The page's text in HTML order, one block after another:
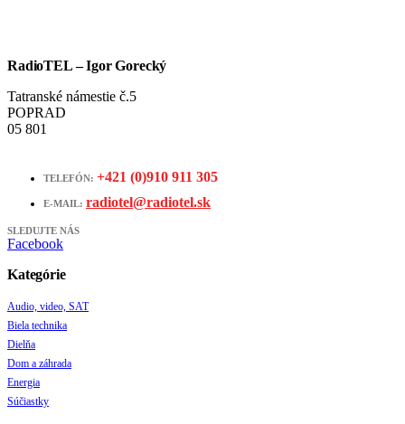
RadioTEL – Igor Gorecký
Tatranské námestie č.5
POPRAD
05 801
TELEFÓN: +421 (0)910 911 305
E-MAIL: radiotel@radiotel.sk
SLEDUJTE NÁS
Facebook
Kategórie
Audio, video, SAT
Biela technika
Dielňa
Dom a záhrada
Energia
Súčiastky